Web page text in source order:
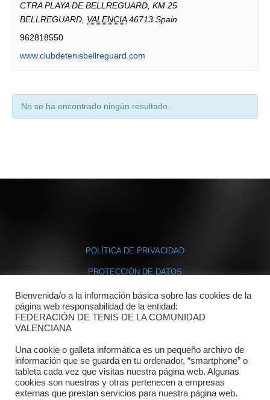
CTRA PLAYA DE BELLREGUARD, KM 25
BELLREGUARD VALENCIA 46713 Spain
962818550
www.clubdetenisbellreguard.com
No se ha encontrado ningún resultado.
POLÍTICA DE PRIVACIDAD
PROTECCIÓN DE DATOS
POLÍTICA DE COOKIES
Dónde estamos
Directorio departamentos
Horario
Bienvenida/o a la información básica sobre las cookies de la
página web responsabilidad de la entidad:
FEDERACIÓN DE TENIS DE LA COMUNIDAD
VALENCIANA
Una cookie o galleta informática es un pequeño archivo de
información que se guarda en tu ordenador, “smartphone” o
tableta cada vez que visitas nuestra página web. Algunas
cookies son nuestras y otras pertenecen a empresas
externas que prestan servicios para nuestra página web.